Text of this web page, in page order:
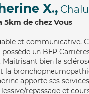
X.,
5km de chez Vous
et communicative,
un BEP
Maitrisant bien la
la
apporte ses
repassage et